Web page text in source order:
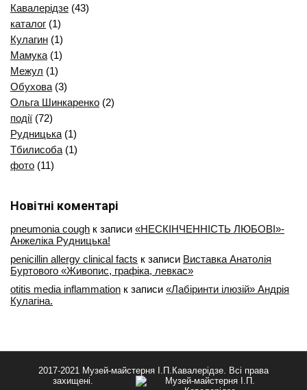
Кавалерідзе (43)
каталог (1)
Кулагин (1)
Мамука (1)
Межул (1)
Обухова (3)
Ольга Шинкаренко (2)
події (72)
Рудницька (1)
Тбилисоба (1)
фото (11)
Новітні коментарі
pneumonia cough к записи «НЕСКІНЧЕННІСТЬ ЛЮБОВІ»-
Анжеліка Рудницька!
penicillin allergy clinical facts к записи Виставка Анатолія
Буртового «Живопис, графіка, левкаc»
otitis media inflammation к записи «Лабіринти ілюзій» Андрія
Кулагіна.
2017-2021 Музей-майстерня І.П.Кавалерідзе. Всі права
захищені.